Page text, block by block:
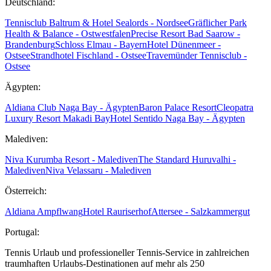
Tennisclub Baltrum & Hotel Sealords - NordseeGräflicher Park
Health & Balance - OstwestfalenPrecise Resort Bad Saarow -
BrandenburgSchloss Elmau - BayernHotel Dünenmeer -
OstseeStrandhotel Fischland - OstseeTravemünder Tennisclub -
Ostsee
Ägypten:
Aldiana Club Naga Bay - ÄgyptenBaron Palace ResortCleopatra
Luxury Resort Makadi BayHotel Sentido Naga Bay - Ägypten
Malediven:
Niva Kurumba Resort - MaledivenThe Standard Huruvalhi -
MaledivenNiva Velassaru - Malediven
Österreich:
Aldiana AmpflwangHotel RauriserhofAttersee - Salzkammergut
Portugal:
Tennis Urlaub und professioneller Tennis-Service in zahlreichen
traumhaften Urlaubs-Destinationen auf mehr als 250